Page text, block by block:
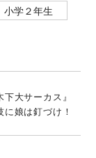
小学２年生
大サーカス』
娘は釘づけ！